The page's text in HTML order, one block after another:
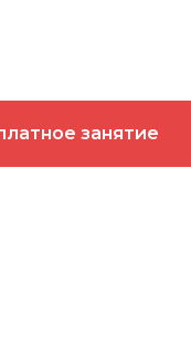
занятие